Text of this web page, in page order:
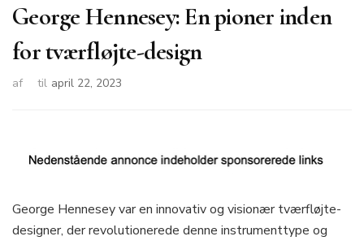
George Hennesey: En pioner inden
for tværfløjte-design
af til april 22, 2023
George Hennesey var en innovativ og visionær tværfløjte-
designer, der revolutionerede denne instrumenttype og